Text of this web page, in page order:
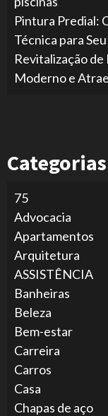
Pintura Predial:
Técnica para
Revitalização de
Moderno e
Categorias
75
Advocacia
Apartamentos
Arquitetura
ASSISTÊNCIA
Banheiras
Beleza
Bem-estar
Carreira
Carros
Casa
Chapas de aço